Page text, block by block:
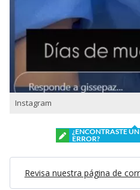
Instagram
¿ENCONTRASTE UN
ERROR?
Revisa nuestra página de